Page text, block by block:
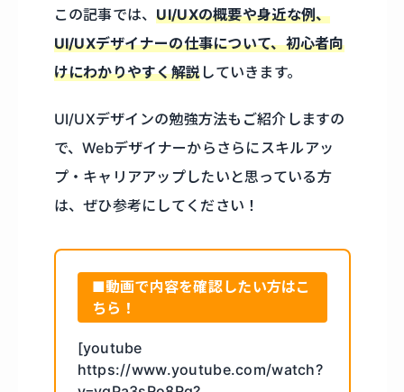
この記事では、UI/UXの概要や身近な例、
UI/UXデザイナーの仕事について、初心者向
けにわかりやすく解説 していきます。
UI/UXデザインの勉強方法もご紹介しますの
で、Webデザイナーからさらにスキルアッ
プ・キャリアアップしたいと思っている方
は、ぜひ参考にしてください！
■動画で内容を確認したい方はこ
ちら！
[youtube
https://www.youtube.com/watch?